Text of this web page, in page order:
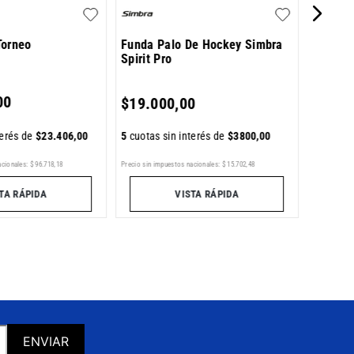
de$23.406,00
$ 96 .718 18
RÁPIDA
Funda Palo De Hockey Simbra
Spirit Pro
$19.000,00
5 cuotas sin interés de$3800,00
Precio sin impuestos nacionales: $ 15 .702 48
VISTA RÁPIDA
ENVIAR